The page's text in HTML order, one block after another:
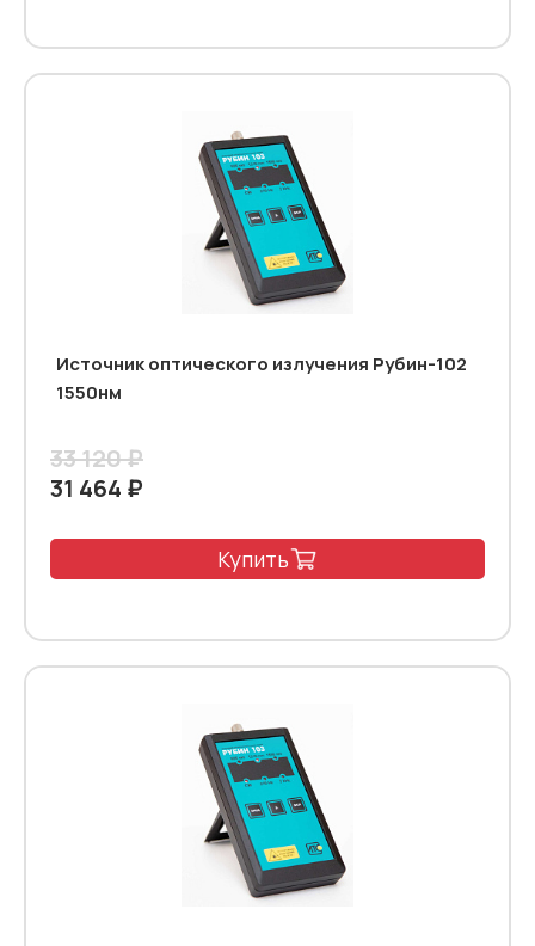
Источник оптического излучения Рубин-102
1550нм
33 120 ₽
31 464 ₽
Купить